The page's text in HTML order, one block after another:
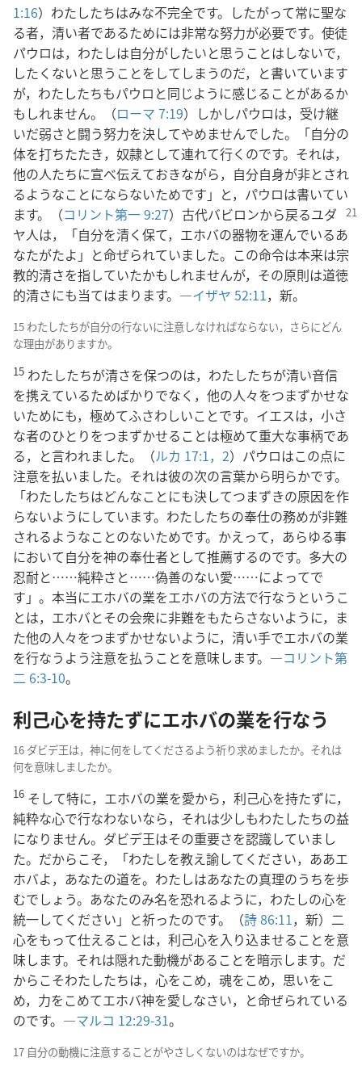
1:16）わたしたちはみな不完全です。したがって常に聖な
る者，清い者であるためには非常な努力が必要です。使徒
パウロは，わたしは自分がしたいと思うことはしないで，
したくないと思うことをしてしまうのだ，と書いています
が，わたしたちもパウロと同じように感じることがあるか
もしれません。（ローマ 7:19）しかしパウロは，受け継
いだ弱さと闘う努力を決してやめませんでした。「自分の
体を打ちたたき，奴隷として連れて行くのです。それは，
他の人たちに宣べ伝えておきながら，自分自身が非とされ
るようなことにならないためです」と，パウロは書いてい
ます。（コリント第一9:27）古代バビロンから戻るユダ
ヤ人は，「自分を清く保て，エホバの器物を運んでいるあ
なたがたよ」と命ぜられていました。この命令は本来は宗
教的清さを指していたかもしれませんが，その原則は道徳
的清さにも当てはまります。―イザヤ 52:11，新。
15 わたしたちが自分の行ないに注意しなければならない，さらにどん
な理由がありますか。
15 わたしたちが清さを保つのは，わたしたちが清い音信
を携えているためばかりでなく，他の人々をつまずかせな
いためにも，極めてふさわしいことです。イエスは，小さ
な者のひとりをつまずかせることは極めて重大な事柄であ
る，と言われました。（ルカ 17:1，2）パウロはこの点に
注意を払いました。それは彼の次の言葉から明らかです。
「わたしたちはどんなことにも決してつまずきの原因を作
らないようにしています。わたしたちの奉仕の務めが非難
されるようなことのないためです。かえって，あらゆる事
において自分を神の奉仕者として推薦するのです。多大の
忍耐と……純粋さと……偽善のない愛……によってで
す」。本当にエホバの業をエホバの方法で行なうというこ
とは，エホバとその会衆に非難をもたらさないように，ま
た他の人々をつまずかせないように，清い手でエホバの業
を行なうよう注意を払うことを意味します。―コリント第
二 6:3-10。
利己心を持たずにエホバの業を行なう
16 ダビデ王は，神に何をしてくださるよう祈り求めましたか。それは
何を意味しましたか。
16 そして特に，エホバの業を愛から，利己心を持たずに，
純粋な心で行なわないなら，それは少しもわたしたちの益
になりません。ダビデ王はその重要さを認識していまし
た。だからこそ，「わたしを教え諭してください，ああエ
ホバよ，あなたの道を。わたしはあなたの真理のうちを歩
むでしょう。あなたのみ名を恐れるように，わたしの心を
統一してください」と祈ったのです。（詩 86:11，新）二
心をもって仕えることは，利己心を入り込ませることを意
味します。それは隠れた動機があることを暗示します。だ
からこそわたしたちは，心をこめ，魂をこめ，思いをこ
め，力をこめてエホバ神を愛しなさい，と命ぜられている
のです。―マルコ 12:29-31。
17 自分の動機に注意することがやさしくないのはなぜですか。